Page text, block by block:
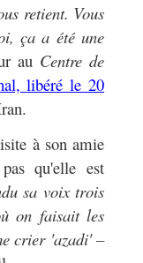
retient. Vous
ça a été une
au Centre de
libéré le 20
à son amie
qu'elle est
sa voix trois
on faisait les
crier 'azadi' –